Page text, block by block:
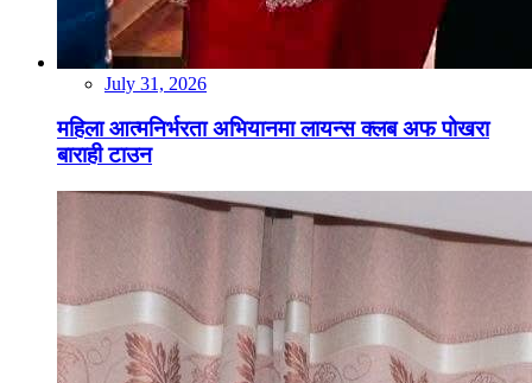
July 31, 2026
महिला आत्मनिर्भरता अभियानमा लायन्स क्लब अफ पोखरा
बाराही टाउन